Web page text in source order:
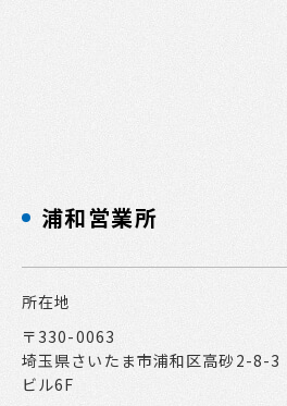
浦和営業所
所在地
〒330-0063
埼玉県さいたま市浦和区高砂2-8-
ビル6F